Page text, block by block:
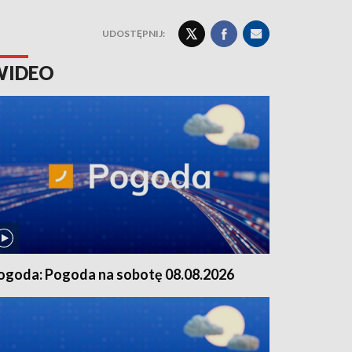
UDOSTĘPNIJ:
Pogoda na sobotę 08.08.2026